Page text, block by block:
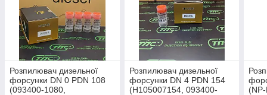
Розпилювач дизельної
форсунки DN 0 PDN 108
(093400-1080,
Розпилювач дизельної
форсунки DN 4 PDN 154
(H105007154, 093400-